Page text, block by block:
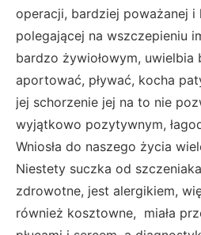
operacji, bardziej poważanej i
polegającej na wszczepieniu
bardzo żywiołowym, uwielbia
aportować, pływać, kocha
jej schorzenie jej na to nie
wyjątkowo pozytywnym,
Wniosła do naszego życia
Niestety suczka od
zdrowotne, jest alergikiem,
również kosztowne, miała